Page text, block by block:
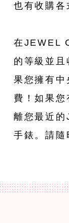
也有收購各
在JEWEL
的等級並
果您擁有
費！如果您
離您最近
手錶。請隨